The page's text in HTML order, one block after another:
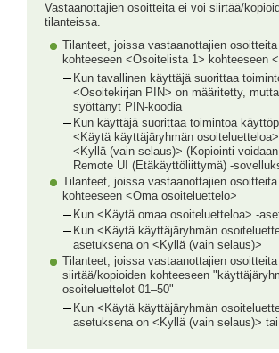
Vastaanottajien osoitteita ei voi siirtää/
tilanteissa.
Tilanteet, joissa vastaanottajien
kohteeseen <Osoitelista 1> kohteeseen
Kun tavallinen käyttäjä suorittaa
<Osoitekirjan PIN> on määritetty,
syöttänyt PIN-koodia
Kun käyttäjä suorittaa toimintoa
<Käytä käyttäjäryhmän
<Kyllä (vain selaus)> (Kopiointi
Remote UI (Etäkäyttöliittymä) -
Tilanteet, joissa vastaanottajien
kohteeseen <Oma osoiteluettelo>
Kun <Käytä omaa osoiteluetteloa> -
Kun <Käytä käyttäjäryhmän
asetuksena on <Kyllä (vain selaus)>
Tilanteet, joissa vastaanottajien
siirtää/kopioiden kohteeseen
osoiteluettelot 01–50"
Kun <Käytä käyttäjäryhmän
asetuksena on <Kyllä (vain selaus)>